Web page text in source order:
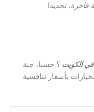
فاخرة. تحديدا
الكويت ؟ حسنا، جنة
بأسعار تنافسية